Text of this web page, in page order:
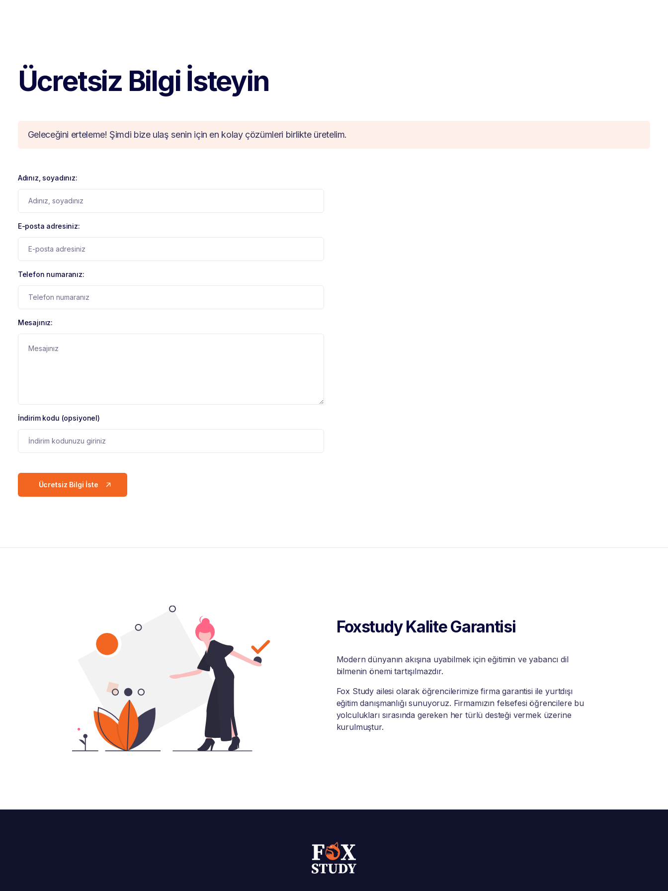
Ücretsiz Bilgi İsteyin
Geleceğini erteleme! Şimdi bize ulaş senin için en kolay çözümleri birlikte üretelim.
Adınız, soyadınız:
E-posta adresiniz:
Telefon numaranız:
Mesajınız:
İndirim kodu (opsiyonel)
Ücretsiz Bilgi İste
Foxstudy Kalite Garantisi
Modern dünyanın akışına uyabilmek için eğitimin ve yabancı dil
bilmenin önemi tartışılmazdır.
Fox Study ailesi olarak öğrencilerimize firma garantisi ile yurtdışı
eğitim danışmanlığı sunuyoruz. Firmamızın felsefesi öğrencilere bu
yolculukları sırasında gereken her türlü desteği vermek üzerine
kurulmuştur.